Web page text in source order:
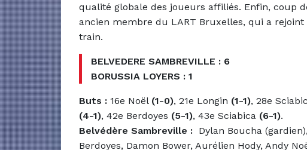
qualité globale des joueurs affiliés. Enfin, coup
ancien membre du LART Bruxelles, qui a
train.
BELVEDERE SAMBREVILLE : 6
BORUSSIA LOYERS : 1
Buts : 16e Noël (1-0), 21e Longin (1-1), 28e
(4-1), 42e Berdoyes (5-1), 43e Sciabica (6-1).
Belvédère Sambreville : Dylan Boucha
Berdoyes, Damon Bower, Aurélien Hody, Andy